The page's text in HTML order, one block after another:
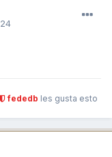
fededb les gusta esto